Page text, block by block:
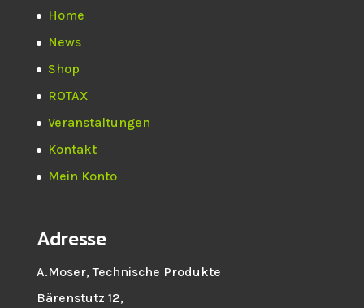
Home
News
Shop
ROTAX
Veranstaltungen
Kontakt
Mein Konto
Adresse
A.Moser, Technische Produkte
Bärenstutz 12,